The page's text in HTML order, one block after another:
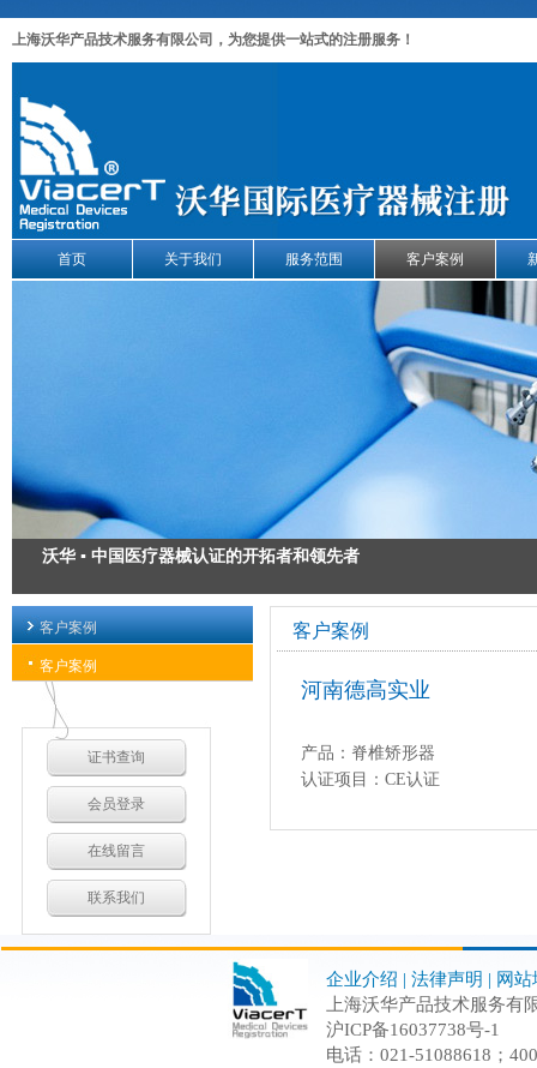
上海沃华产品技术服务有限公司，为您提供一站式的注册服务！
首页 关于我们 服务范围 客户案例
沃华 ▪ 中国医疗器械认证的开拓者和领先者
医疗器械注册 ▪ 为您的安全承诺
医疗器械出口认证 ▪ 出口方案解决专家
医疗器械GMP质量管理规范 ▪ 我们力求精益求精
客户案例
客户案例
证书查询
会员登录
在线留言
联系我们
客户案例
河南德高实业
产品：脊椎矫形器
认证项目：CE认证
企业介绍 | 法律声明 | 网站
上海沃华产品技术服务有
沪ICP备16037738号-1
电话：021-51088618；